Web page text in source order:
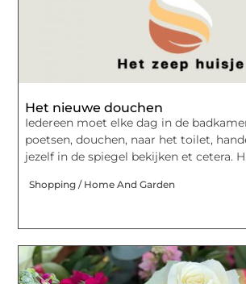
Het nieuwe douchen
Iedereen moet elke dag in de
poetsen, douchen, naar het toilet,
jezelf in de spiegel bekijken et cetera.
Shopping / Home And Garden